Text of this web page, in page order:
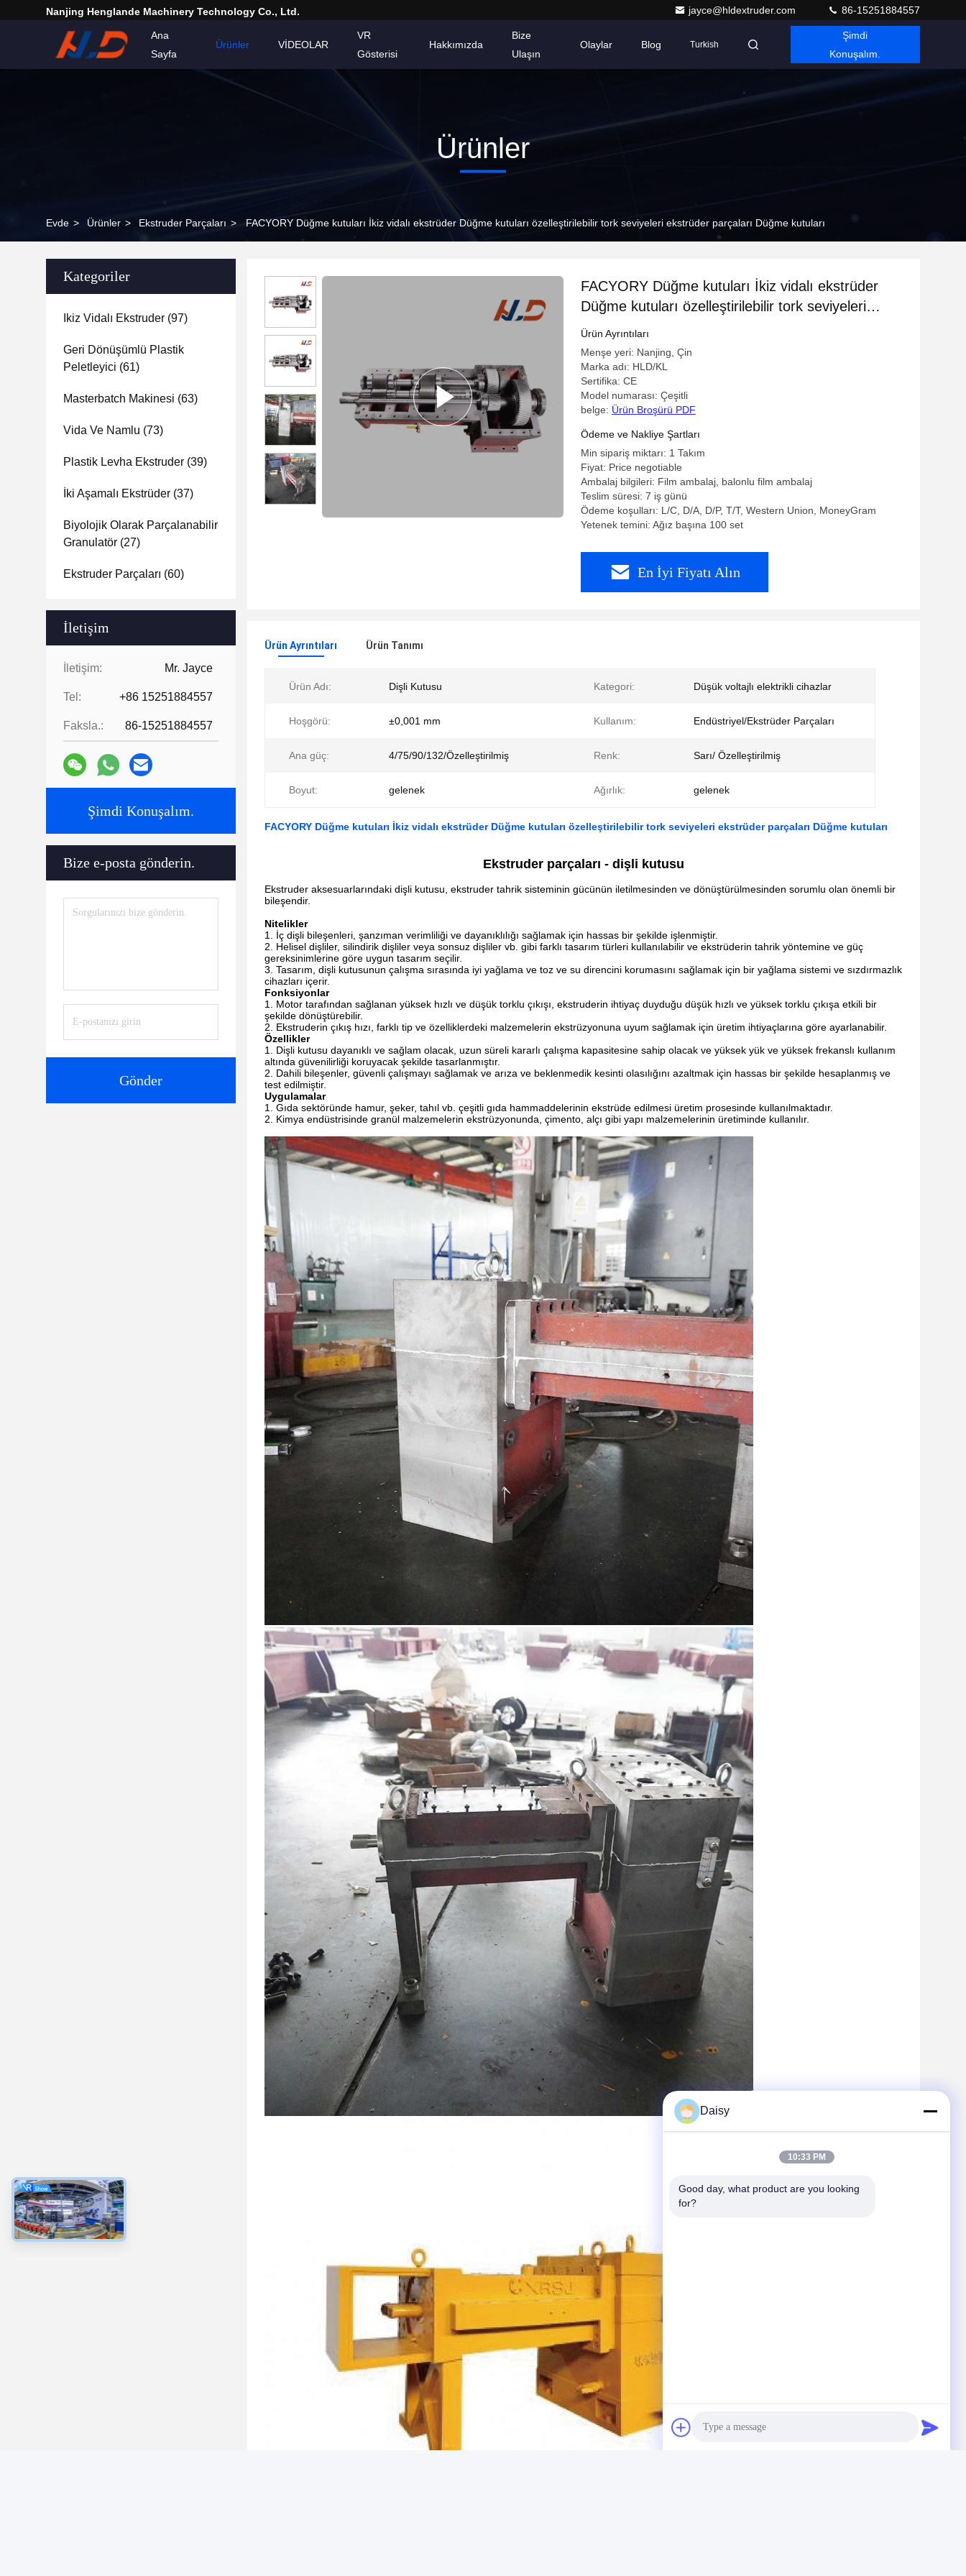
Nanjing Henglande Machinery Technology Co., Ltd. jayce@hldextruder.com 86-15251884557
Ana
Sayfa
Ürünler VİDEOLAR
VR
Gösterisi
Hakkımızda
Bize
Ulaşın
Olaylar Blog Turkish
Şimdi
Konuşalım.
Ürünler
Evde > Ürünler > Ekstruder Parçaları > FACYORY Düğme kutuları İkiz vidalı ekstrüder Düğme kutuları özelleştirilebilir tork seviyeleri ekstrüder parçaları Düğme kutuları
Kategoriler
Ikiz Vidalı Ekstruder (97)
Geri Dönüşümlü Plastik
Peletleyici (61)
Masterbatch Makinesi (63)
Vida Ve Namlu (73)
Plastik Levha Ekstruder (39)
İki Aşamalı Ekstrüder (37)
Biyolojik Olarak Parçalanabilir
Granulatör (27)
Ekstruder Parçaları (60)
İletişim
İletişim: Mr. Jayce
Tel: +86 15251884557
Faksla.: 86-15251884557
Şimdi Konuşalım.
Bize e-posta gönderin.
Gönder
FACYORY Düğme kutuları İkiz vidalı ekstrüder
Düğme kutuları özelleştirilebilir tork seviyeleri
ekstrüder parçaları Düğme kutuları
Ürün Ayrıntıları
Menşe yeri: Nanjing, Çin
Marka adı: HLD/KL
Sertifika: CE
Model numarası: Çeşitli
belge: Ürün Broşürü PDF
Ödeme ve Nakliye Şartları
Min sipariş miktarı: 1 Takım
Fiyat: Price negotiable
Ambalaj bilgileri: Film ambalaj, balonlu film ambalaj
Teslim süresi: 7 iş günü
Ödeme koşulları: L/C, D/A, D/P, T/T, Western Union, MoneyGram
Yetenek temini: Ağız başına 100 set
En İyi Fiyatı Alın
Ürün Ayrıntıları Ürün Tanımı
Ürün Adı: Dişli Kutusu Kategori: Düşük voltajlı elektrikli cihazlar
Hoşgörü: ±0,001 mm Kullanım: Endüstriyel/Ekstrüder Parçaları
Ana güç: 4/75/90/132/Özelleştirilmiş Renk: Sarı/ Özelleştirilmiş
Boyut: gelenek Ağırlık: gelenek
FACYORY Düğme kutuları İkiz vidalı ekstrüder Düğme kutuları özelleştirilebilir tork seviyeleri ekstrüder parçaları Düğme kutuları
Ekstruder parçaları - dişli kutusu
Ekstruder aksesuarlarındaki dişli kutusu, ekstruder tahrik sisteminin gücünün iletilmesinden ve dönüştürülmesinden sorumlu olan önemli bir
bileşendir.
Nitelikler
İç dişli bileşenleri, şanzıman verimliliği ve dayanıklılığı sağlamak için hassas bir şekilde işlenmiştir.
Helisel dişliler, silindirik dişliler veya sonsuz dişliler vb. gibi farklı tasarım türleri kullanılabilir ve ekstrüderin tahrik yöntemine ve güç
gereksinimlerine göre uygun tasarım seçilir.
Tasarım, dişli kutusunun çalışma sırasında iyi yağlama ve toz ve su direncini korumasını sağlamak için bir yağlama sistemi ve sızdırmazlık
cihazları içerir.
Fonksiyonlar
Motor tarafından sağlanan yüksek hızlı ve düşük torklu çıkışı, ekstruderin ihtiyaç duyduğu düşük hızlı ve yüksek torklu çıkışa etkili bir
şekilde dönüştürebilir.
Ekstruderin çıkış hızı, farklı tip ve özelliklerdeki malzemelerin ekstrüzyonuna uyum sağlamak için üretim ihtiyaçlarına göre ayarlanabilir.
Özellikler
Dişli kutusu dayanıklı ve sağlam olacak, uzun süreli kararlı çalışma kapasitesine sahip olacak ve yüksek yük ve yüksek frekanslı kullanım
altında güvenilirliği koruyacak şekilde tasarlanmıştır.
Dahili bileşenler, güvenli çalışmayı sağlamak ve arıza ve beklenmedik kesinti olasılığını azaltmak için hassas bir şekilde hesaplanmış ve
test edilmiştir.
Uygulamalar
Gıda sektöründe hamur, şeker, tahıl vb. çeşitli gıda hammaddelerinin ekstrüde edilmesi üretim prosesinde kullanılmaktadır.
Kimya endüstrisinde granül malzemelerin ekstrüzyonunda, çimento, alçı gibi yapı malzemelerinin üretiminde kullanılır.
Daisy
10:33 PM
Good day, what product are you looking
for?